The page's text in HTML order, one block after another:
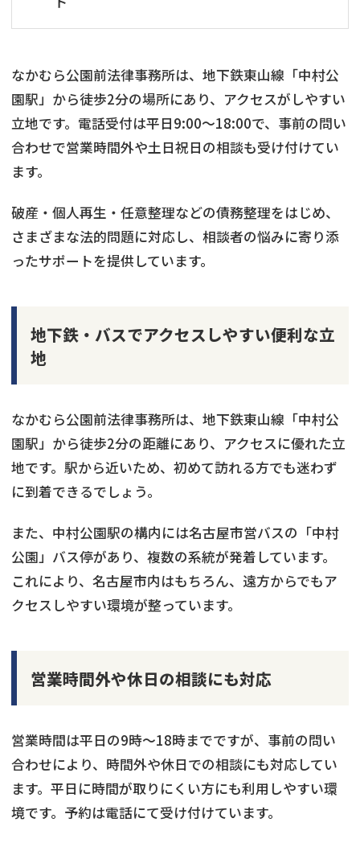
なかむら公園前法律事務所は、地下鉄東山線「中村公
園駅」から徒歩2分の場所にあり、アクセスがしやすい
立地です。電話受付は平日9:00～18:00で、事前の問い
合わせで営業時間外や土日祝日の相談も受け付けてい
ます。
破産・個人再生・任意整理などの債務整理をはじめ、
さまざまな法的問題に対応し、相談者の悩みに寄り添
ったサポートを提供しています。
地下鉄・バスでアクセスしやすい便利な立
地
なかむら公園前法律事務所は、地下鉄東山線「中村公
園駅」から徒歩2分の距離にあり、アクセスに優れた立
地です。駅から近いため、初めて訪れる方でも迷わず
に到着できるでしょう。
また、中村公園駅の構内には名古屋市営バスの「中村
公園」バス停があり、複数の系統が発着しています。
これにより、名古屋市内はもちろん、遠方からでもア
クセスしやすい環境が整っています。
営業時間外や休日の相談にも対応
営業時間は平日の9時～18時までですが、事前の問い
合わせにより、時間外や休日での相談にも対応してい
ます。平日に時間が取りにくい方にも利用しやすい環
境です。予約は電話にて受け付けています。